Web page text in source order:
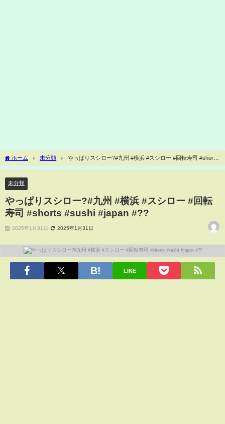
ホーム 未分類
やっぱりスシロー?#九州 #横浜 #スシロー #回転寿司 #shorts
#sushi #japan #??
未分類
やっぱりスシロー?#九州 #横浜 #スシロー #回転
寿司 #shorts #sushi #japan #??
2025年1月31日 2025年1月31日
LINE